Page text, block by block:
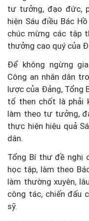
tư tưởng, đạo đức,
hiện Sáu điều Bác
chúc mừng các tập
thưởng cao quý của
Để không ngừng
Công an nhân dân
lược của Đảng, Tổng
tố then chốt là phải
làm theo tư tưởng,
thực hiện hiệu quả
dân.
Tổng Bí thư đề nghị
học tập, làm theo
làm thường xuyên,
công tác, chiến đấu
sỹ.